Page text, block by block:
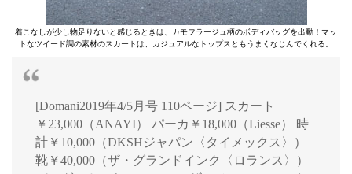
着こなしが少し物足りないと感じるときは、カモフラージュ柄のボディバッグを出動！マッ
トなツイード調の素材のスカートは、カジュアルなトップスともうまくなじんでくれる。
[Domani2019年4/5月号 110ページ] スカート
￥23,000（ANAYI） パーカ￥18,000（Liesse） 時
計￥10,000（DKSHジャパン〈タイメックス〉）
靴￥40,000（ザ・グランドインク〈ロランス〉）